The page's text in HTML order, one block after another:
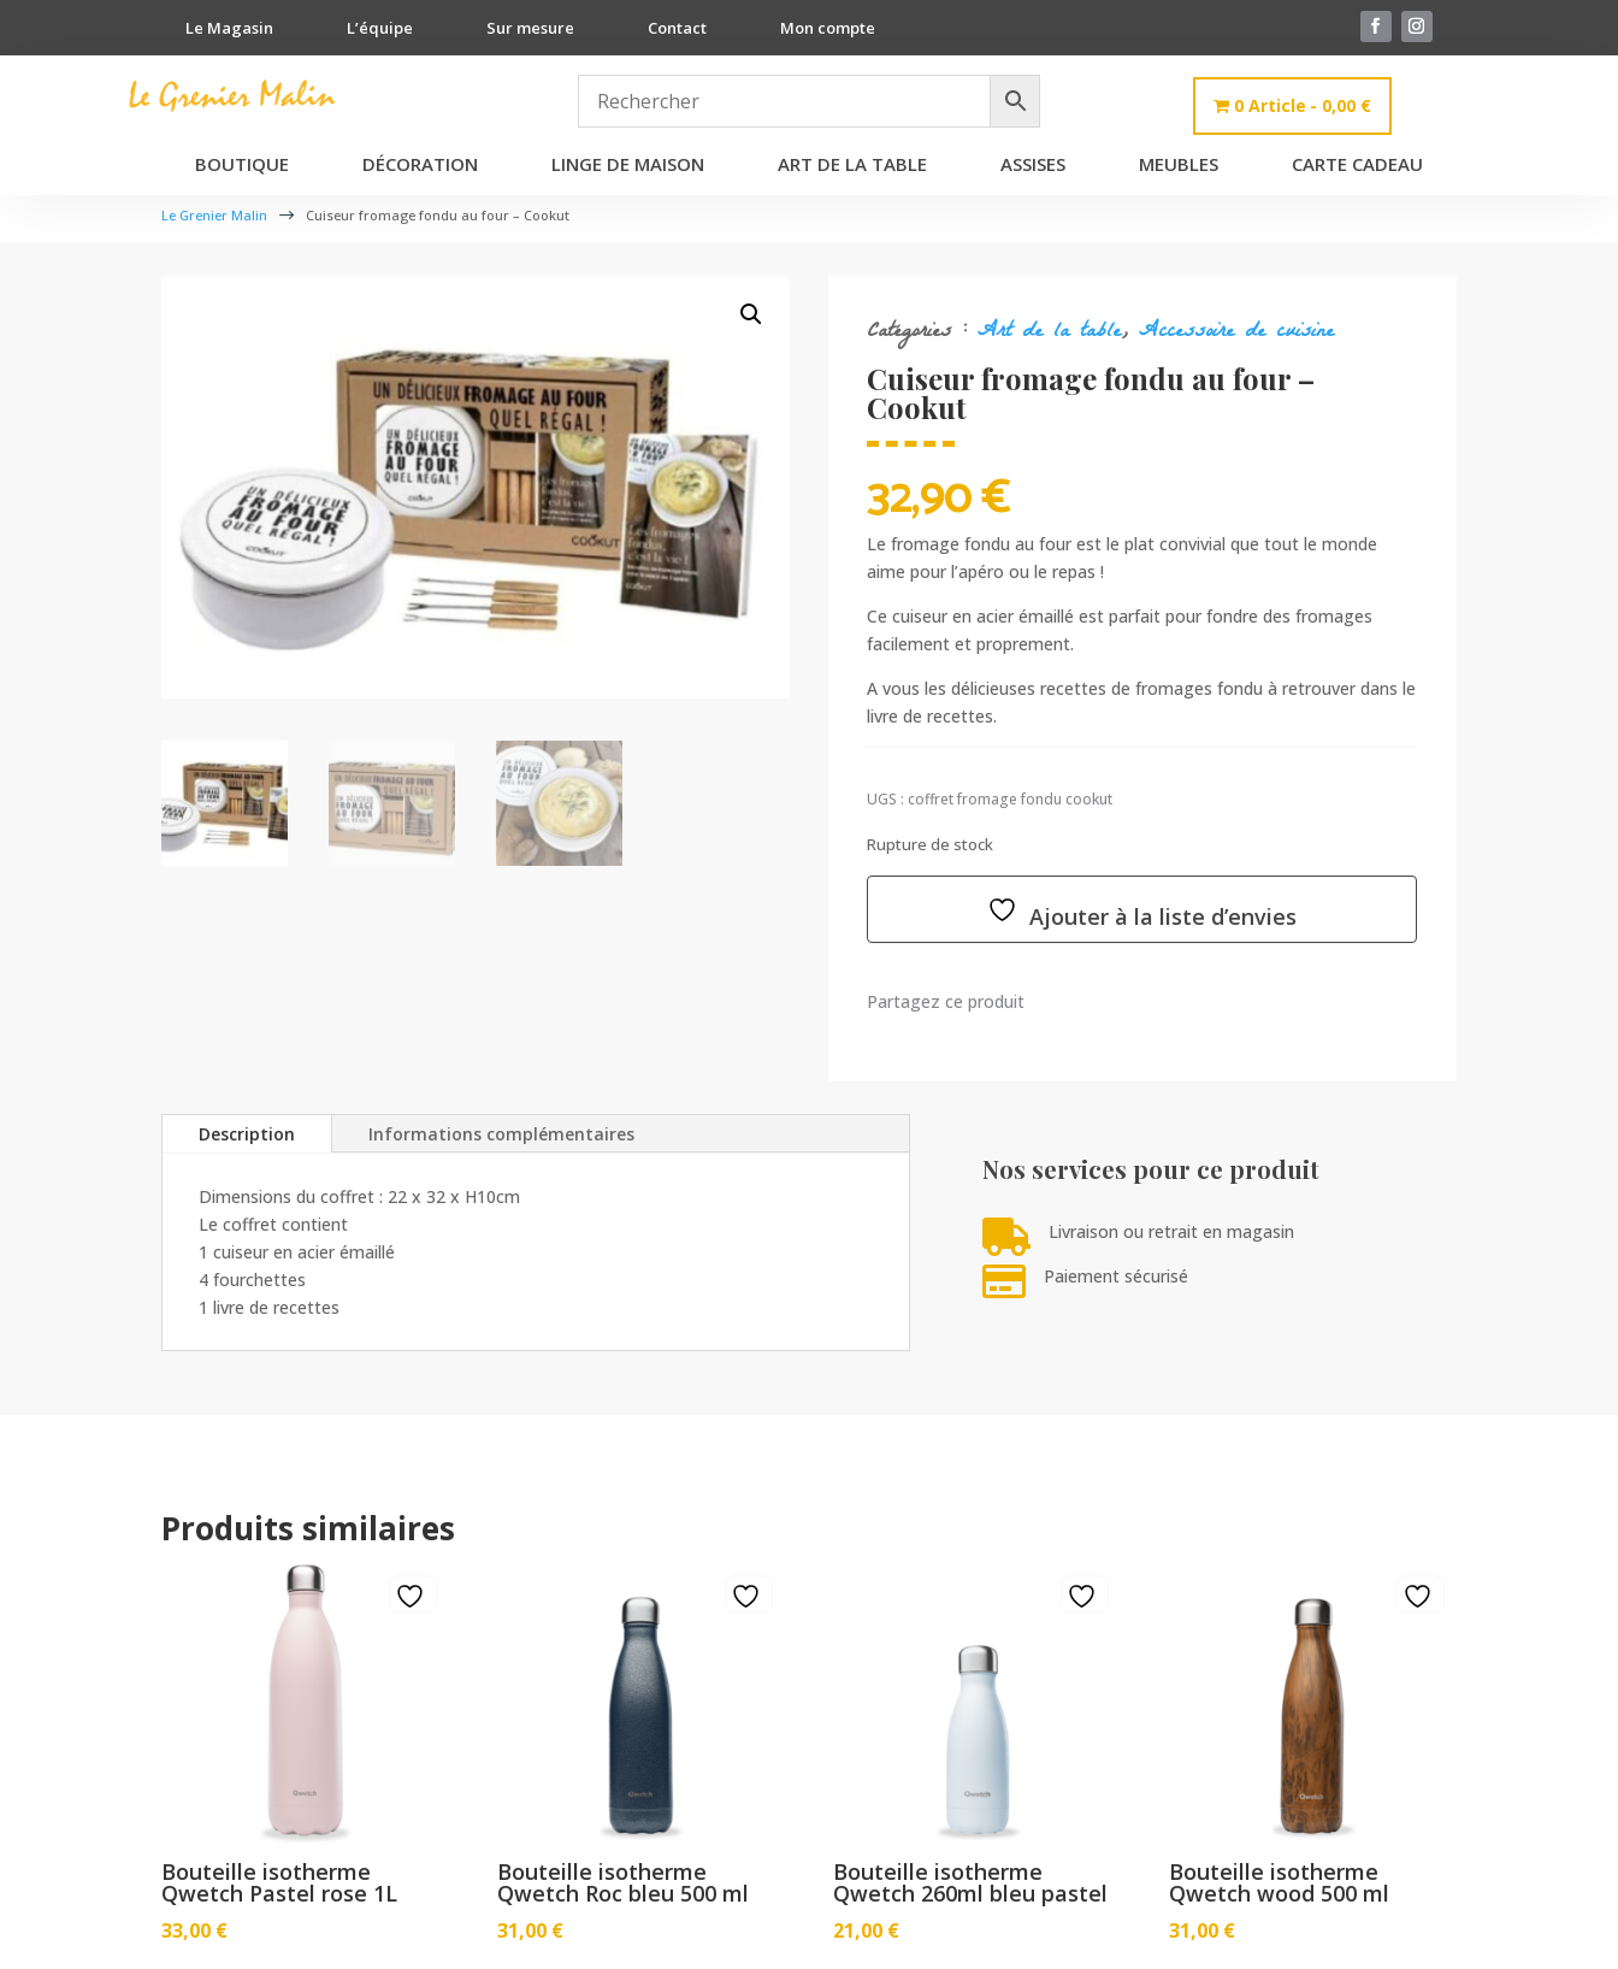
Le Magasin L’équipe Sur mesure Contact Mon compte
0 Article 0,00 €
BOUTIQUE DÉCORATION LINGE DE MAISON ART DE LA TABLE ASSISES MEUBLES CARTE CADEAU
Le Grenier Malin $ Cuiseur fromage fondu au four – Cookut
Catégories :Art de la table,Accessoire de cuisine
Cuiseur fromage fondu au four –
Cookut
32,90€
Le fromage fondu au four est le plat convivial que tout le monde
aime pour l’apéro ou le repas !
Ce cuiseur en acier émaillé est parfait pour fondre des fromages
facilement et proprement.
A vous les délicieuses recettes de fromages fondu à retrouver dans le
livre de recettes.
UGS : coffret fromage fondu cookut
Rupture de stock
Ajouter à la liste d’envies
Partagez ce produit
Description Informations complémentaires
Dimensions du coffret : 22 x 32 x H10cm
Le coffret contient
1 cuiseur en acier émaillé
4 fourchettes
1 livre de recettes
Nos services pour ce produit
 Livraison ou retrait en magasin
 Paiement sécurisé
Produits similaires
Bouteille isotherme
Qwetch Pastel rose 1L
33,00 €
Bouteille isotherme
Qwetch Roc bleu 500 ml
31,00 €
Bouteille isotherme
Qwetch 260ml bleu pastel
21,00 €
Bouteille isotherme
Qwetch wood 500 ml
31,00 €